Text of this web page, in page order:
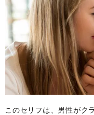
このセリフは、男性がク